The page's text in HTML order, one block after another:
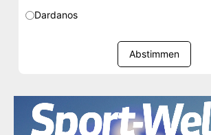
Dardanos
Abstimmen